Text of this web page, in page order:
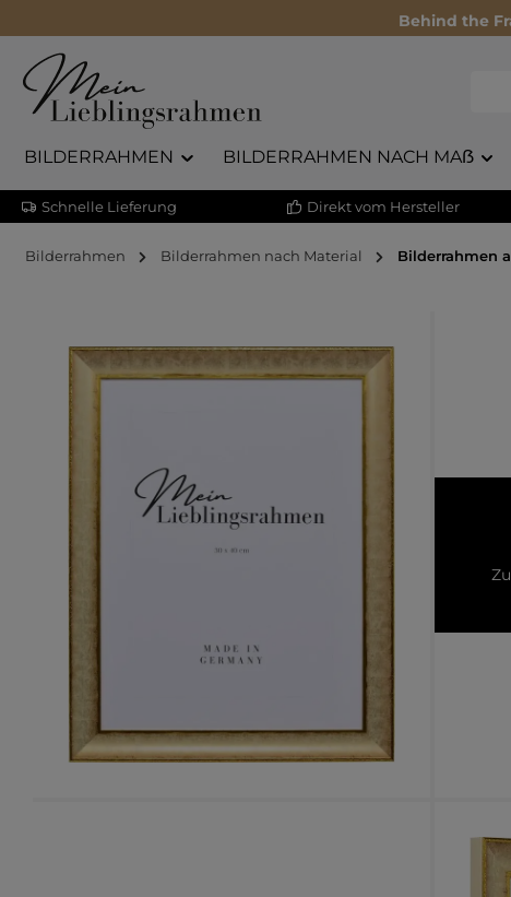
Behind the
BILDERRAHMEN BILDERRAHMEN NACH MAẞ
Schnelle Lieferung Direkt vom Hersteller
Bilderrahmen Bilderrahmen nach Material Bilderrahmen